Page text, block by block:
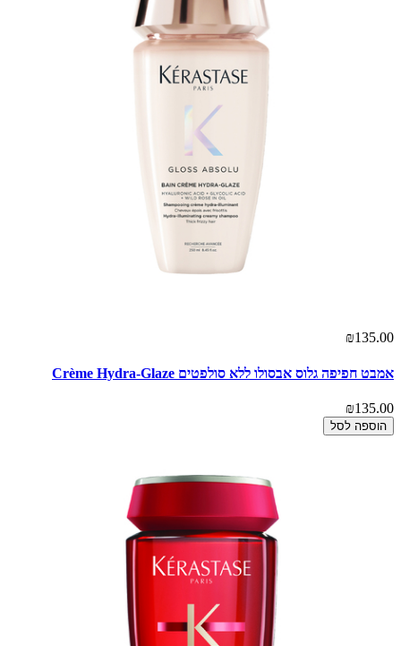
₪135.00
אמבט חפיפה גלוס אבסולו ללא סולפטים Crème Hydra-Glaze
₪135.00
הוספה לסל